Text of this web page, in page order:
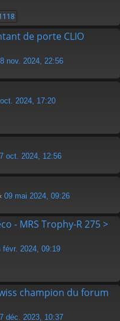
de porte CLIO
nov. 2024, 22:56
2024, 17:20
oct. 2024, 12:56
09 mai 2024, 09:26
- MRS Trophy-R 275 >
févr. 2024, 09:19
champion du forum
déc. 2023, 10:37